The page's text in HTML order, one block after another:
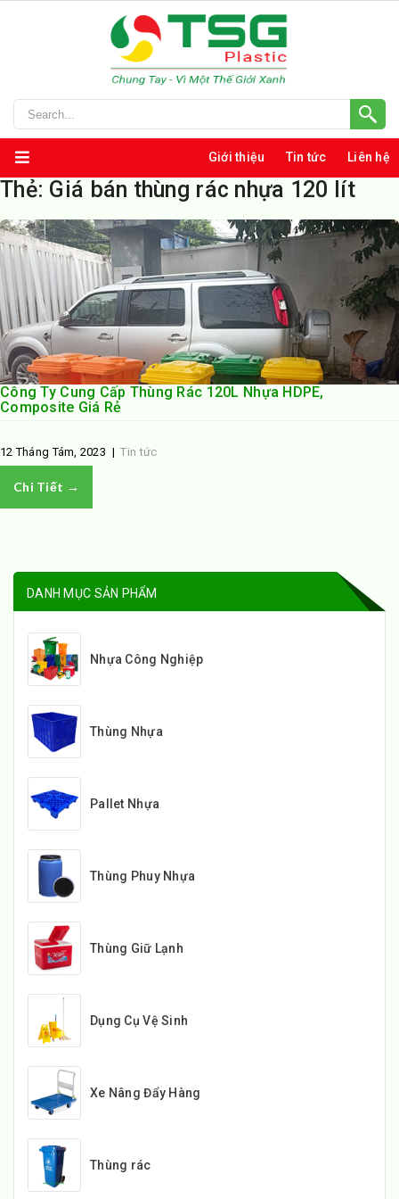
Giới thiệu Tin tức Liên hệ
Thẻ: Giá bán thùng rác nhựa 120 lít
Công Ty Cung Cấp Thùng Rác 120L Nhựa HDPE,
Composite Giá Rẻ
12 Tháng Tám, 2023 |Tin tức
Chi Tiết →
DANH MỤC SẢN PHẨM
Nhựa Công Nghiệp
Thùng Nhựa
Pallet Nhựa
Thùng Phuy Nhựa
Thùng Giữ Lạnh
Dụng Cụ Vệ Sinh
Xe Nâng Đẩy Hàng
Thùng rác